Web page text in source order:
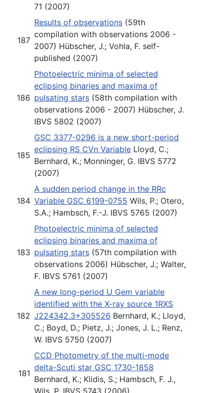
71 (2007)
187
Results of observations (59th
compilation with observations 2006 -
2007) Hübscher, J.; Vohla, F. self-
published (2007)
186
Photoelectric minima of selected
eclipsing binaries and maxima of
pulsating stars (58th compilation with
observations 2006 - 2007) Hübscher, J.
IBVS 5802 (2007)
185
GSC 3377-0296 is a new short-period
eclipsing RS CVn Variable Lloyd, C.;
Bernhard, K.; Monninger, G. IBVS 5772
(2007)
184
A sudden period change in the RRc
Variable GSC 6199-0755 Wils, P.; Otero,
S.A.; Hambsch, F.-J. IBVS 5765 (2007)
183
Photoelectric minima of selected
eclipsing binaries and maxima of
pulsating stars (57th compilation with
observations 2006) Hübscher, J.; Walter,
F. IBVS 5761 (2007)
182
A new long-period U Gem variable
identified with the X-ray source 1RXS
J224342.3+305526 Bernhard, K.; Lloyd,
C.; Boyd, D.; Pietz, J.; Jones, J. L.; Renz,
W. IBVS 5750 (2007)
181
CCD Photometry of the multi-mode
delta-Scuti star GSC 1730-1858
Bernhard, K.; Klidis, S.; Hambsch, F. J.,
Wils, P. IBVS 5743 (2006)